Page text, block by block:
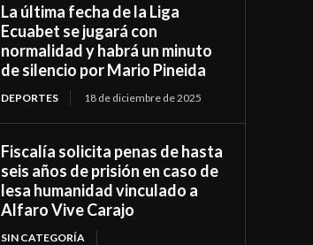
La última fecha de la Liga
Ecuabet se jugará con
normalidad y habrá un minuto
de silencio por Mario Pineida
DEPORTES 18 de diciembre de 2025
Fiscalía solicita penas de hasta
seis años de prisión en caso de
lesa humanidad vinculado a
Alfaro Vive Carajo
SIN CATEGORÍA